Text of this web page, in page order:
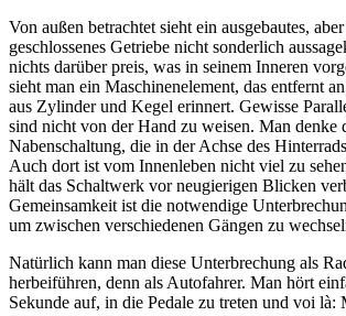
Von außen betrachtet sieht ein ausgebautes,
geschlossenes Getriebe nicht sonderlich
nichts darüber preis, was in seinem Inneren
sieht man ein Maschinenelement, das entfernt
aus Zylinder und Kegel erinnert. Gewisse
sind nicht von der Hand zu weisen. Man denke
Nabenschaltung, die in der Achse des
Auch dort ist vom Innenleben nicht viel zu
hält das Schaltwerk vor neugierigen Blicken
Gemeinsamkeit ist die notwendige
um zwischen verschiedenen Gängen zu
Natürlich kann man diese Unterbrechung als
herbeiführen, denn als Autofahrer. Man hört
Sekunde auf, in die Pedale zu treten und voi­ là: